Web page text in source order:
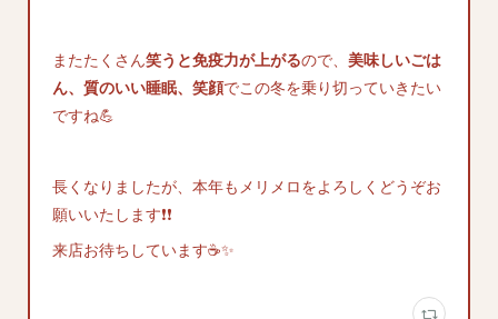
またたくさん笑うと免疫力が上がるので、美味しいごは
ん、質のいい睡眠、笑顔でこの冬を乗り切っていきたい
ですね💪
長くなりましたが、本年もメリメロをよろしくどうぞお
願いいたします❗❗
来店お待ちしています☕✨